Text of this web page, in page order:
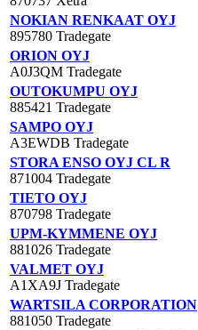
NOKIAN RENKAAT OYJ
895780 Tradegate
ORION OYJ
A0J3QM Tradegate
OUTOKUMPU OYJ
885421 Tradegate
SAMPO OYJ
A3EWDB Tradegate
STORA ENSO OYJ CL R
871004 Tradegate
TIETO OYJ
870798 Tradegate
UPM-KYMMENE OYJ
881026 Tradegate
VALMET OYJ
A1XA9J Tradegate
WARTSILA CORPORATION
881050 Tradegate